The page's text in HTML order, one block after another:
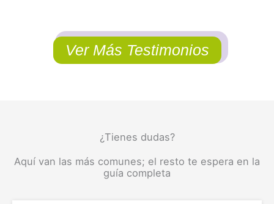
Ver Más Testimonios
¿Tienes dudas?
Aquí van las más comunes; el resto te espera en la
guía completa